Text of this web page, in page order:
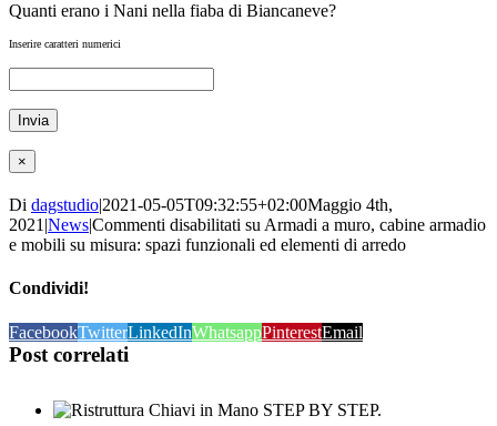
Quanti erano i Nani nella fiaba di Biancaneve?
Inserire caratteri numerici
×
Di dagstudio|2021-05-05T09:32:55+02:00Maggio 4th,
2021 |News|Commenti disabilitati su Armadi a muro, cabine armadio
e mobili su misura: spazi funzionali ed elementi di arredo
Condividi!
FacebookTwitterLinkedInWhatsappPinterestEmail
Post correlati